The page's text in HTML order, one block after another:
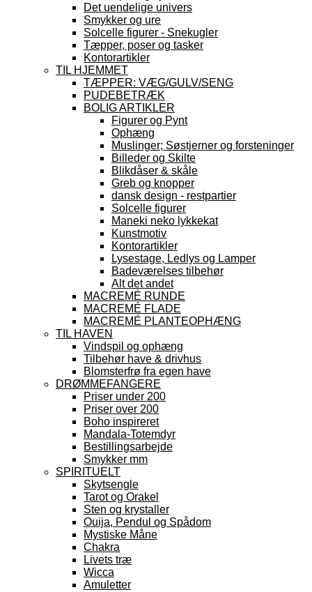
Det uendelige univers
Smykker og ure
Solcelle figurer - Snekugler
Tæpper, poser og tasker
Kontorartikler
TIL HJEMMET
TÆPPER: VÆG/GULV/SENG
PUDEBETRÆK
BOLIG ARTIKLER
Figurer og Pynt
Ophæng
Muslinger; Søstjerner og forsteninger
Billeder og Skilte
Blikdåser & skåle
Greb og knopper
dansk design - restpartier
Solcelle figurer
Maneki neko lykkekat
Kunstmotiv
Kontorartikler
Lysestage, Ledlys og Lamper
Badeværelses tilbehør
Alt det andet
MACREMÉ RUNDE
MACREMÉ FLADE
MACREMÉ PLANTEOPHÆNG
TIL HAVEN
Vindspil og ophæng
Tilbehør have & drivhus
Blomsterfrø fra egen have
DRØMMEFANGERE
Priser under 200
Priser over 200
Boho inspireret
Mandala-Totemdyr
Bestillingsarbejde
Smykker mm
SPIRITUELT
Skytsengle
Tarot og Orakel
Sten og krystaller
Ouija, Pendul og Spådom
Mystiske Måne
Chakra
Livets træ
Wicca
Amuletter